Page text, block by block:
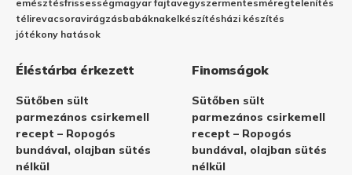
emésztésfrissességmagyar fajtavegyszermentesméregtelenítés
télirevacsoravirágzásbabáknakelkészítésházi készítés
jótékony hatások
Éléstárba érkezett
Sütőben sült
parmezános csirkemell
recept – Ropogós
bundával, olajban sütés
nélkül
Finomságok
Sütőben sült
parmezános csirkemell
recept – Ropogós
bundával, olajban sütés
nélkül